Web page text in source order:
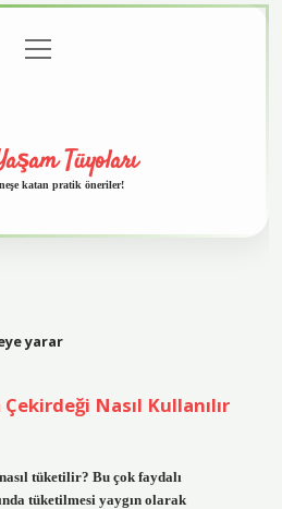
menüyü
aç
Tüyoları
katan pratik öneriler!
yarar
Nasıl Kullanılır
tüketilir? Bu çok faydalı
tüketilmesi yaygın olarak